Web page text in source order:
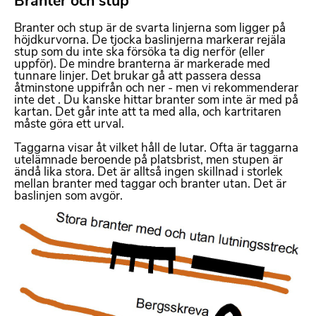
r
m
a
t
t
e
r
b
a
r
t
Branter och stup är de svarta linjerna som ligger på
höjdkurvorna. De tjocka baslinjerna markerar rejäla
stup som du inte ska försöka ta dig nerför (eller
uppför). De mindre branterna är markerade med
tunnare linjer. Det brukar gå att passera dessa
åtminstone uppifrån och ner - men vi rekommenderar
inte det . Du kanske hittar branter som inte är med på
kartan. Det går inte att ta med alla, och kartritaren
måste göra ett urval.
Taggarna visar åt vilket håll de lutar. Ofta är taggarna
utelämnade beroende på platsbrist, men stupen är
ändå lika stora. Det är alltså ingen skillnad i storlek
mellan branter med taggar och branter utan. Det är
baslinjen som avgör.
e